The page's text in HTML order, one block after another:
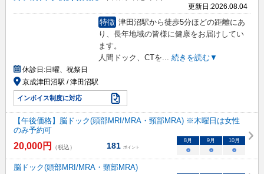
更新日:2026.08.04
特徴 津田沼駅から徒歩5分ほどの距離にあ
り、長年地域の皆様に健康をお届けしてい
ます。
人間ドック、CTを... 続きを読む▼
休診日:日曜、祝祭日
京成津田沼駅 / 津田沼駅
インボイス制度に対応
【午後価格】脳ドック(頭部MRI/MRA・頸部MRA) ※木曜日は女性
のみ予約可
20,000円 （税込） 181 ポイント
8月 9月 10月
○ ○ ○
脳ドック(頭部MRI/MRA・頸部MRA)